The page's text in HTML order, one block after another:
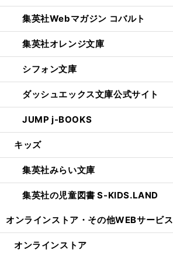
集英社Webマガジン コバルト
集英社オレンジ文庫
シフォン文庫
ダッシュエックス文庫公式サイト
JUMP j-BOOKS
キッズ
集英社みらい文庫
集英社の児童図書 S-KIDS.LAND
オンラインストア・ その他WEBサービス
オンラインストア